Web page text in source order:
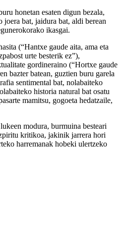
honetan esaten digun bezala,
bat, jaidura bat, aldi berean
ikasgai.
(“Hantxe gaude aita, ama eta
urte besterik ez”),
gordineraino (“Hortxe gaude
bazter batean, guztien buru garela
sentimental bat, nolabaiteko
historia natural bat osatu
mamitsu, gogoeta hedatzaile,
modura, burmuina besteari
kritikoa, jakinik jarrera hori
harremanak hobeki ulertzeko